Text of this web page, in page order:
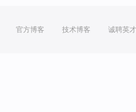
官方博客 技术博客 诚聘英才